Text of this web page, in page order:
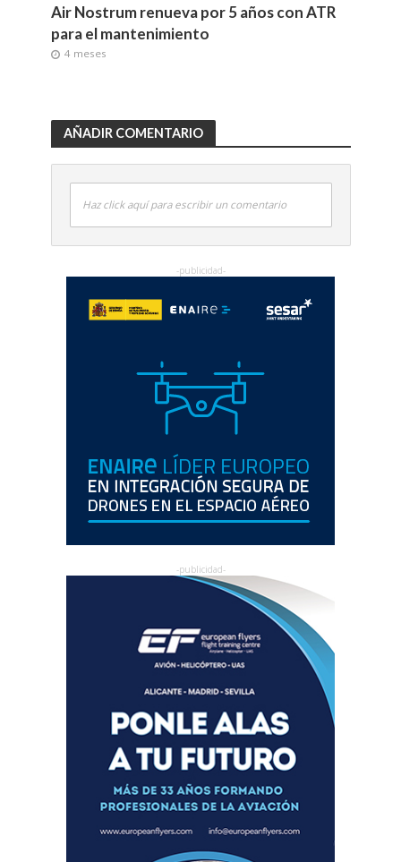
Air Nostrum renueva por 5 años con ATR
para el mantenimiento
4 meses
AÑADIR COMENTARIO
Haz click aquí para escribir un comentario